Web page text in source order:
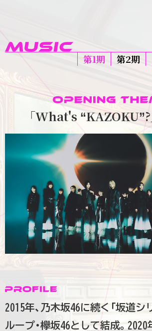
第1期 第2期
「What's “KAZOKU”
2015年、乃木坂46に続く「坂道シ
ループ・欅坂46として結成。